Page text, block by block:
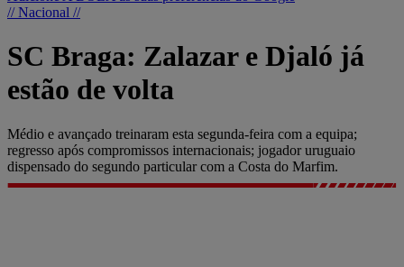
// Nacional //
SC Braga: Zalazar e Djaló já
estão de volta
Médio e avançado treinaram esta segunda-feira com a equipa;
regresso após compromissos internacionais; jogador uruguaio
dispensado do segundo particular com a Costa do Marfim.